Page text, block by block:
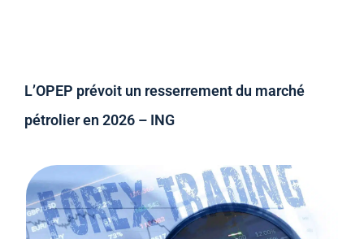
L’OPEP prévoit un resserrement du marché
pétrolier en 2026 – ING